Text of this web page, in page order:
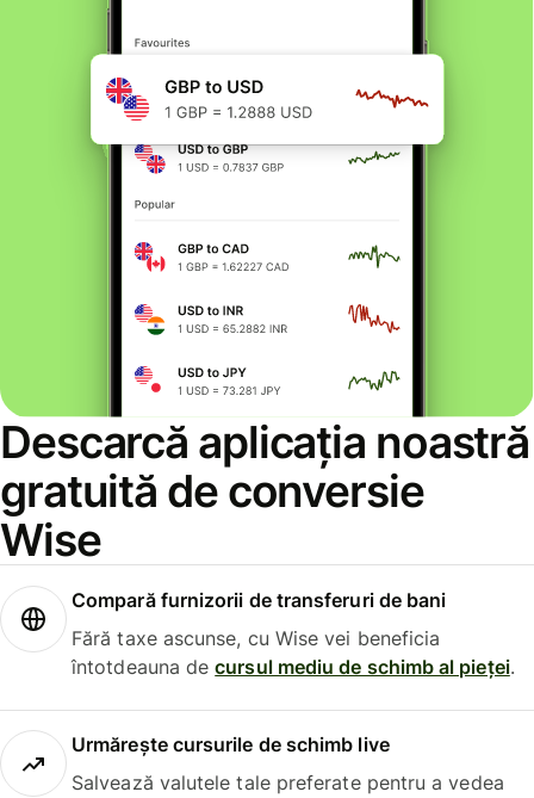
Descarcă aplicația noastră
gratuită de conversie
Wise
Compară furnizorii de transferuri de bani
Fără taxe ascunse, cu Wise vei beneficia
întotdeauna decursul mediu de schimb al pieței.
Urmărește cursurile de schimb live
Salvează valutele tale preferate pentru a vedea